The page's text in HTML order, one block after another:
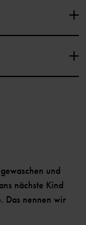
und
nächste Kind
Das nennen wir